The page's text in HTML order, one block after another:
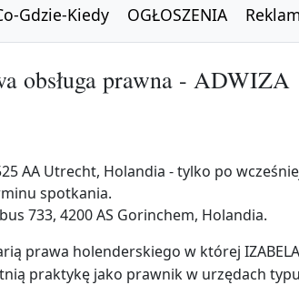
Gdzie-Kiedy OGŁOSZENIA
obsługa prawna - ADWIZA
AA Utrecht, Holandia - tylko po
spotkania.
733, 4200 AS Gorinchem, Holandia.
prawa holenderskiego w której IZABELA
praktykę jako prawnik w urzędach